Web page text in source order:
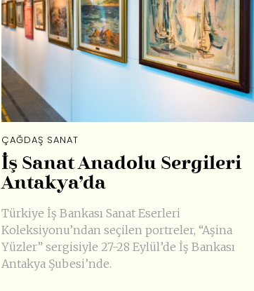
ÇAĞDAŞ SANAT
İş Sanat Anadolu Sergileri
Antakya’da
Türkiye İş Bankası Sanat Eserleri
Koleksiyonu’ndan seçilen portreler, “Aşina
Yüzler” sergisiyle 27-28 Eylül’de İş Bankası
Antakya Şubesi’nde.